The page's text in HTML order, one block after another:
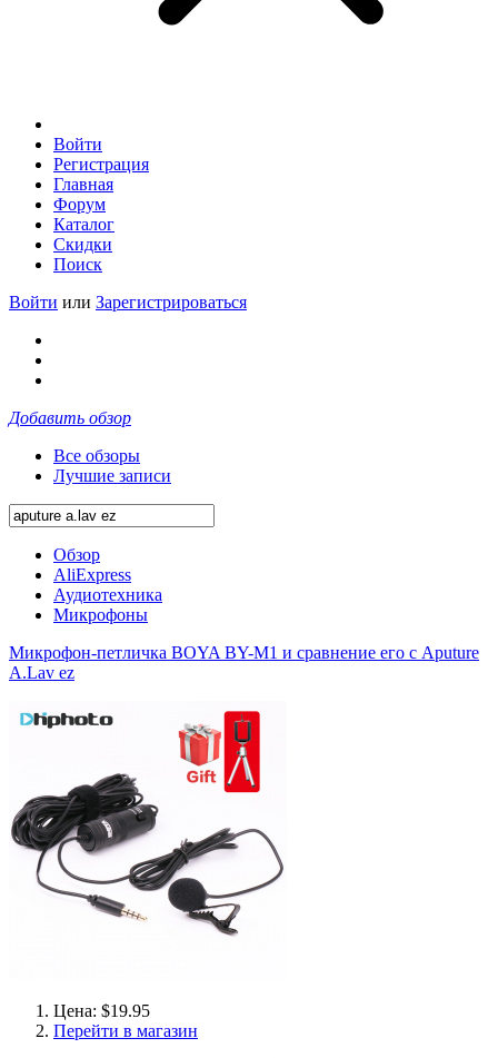
Войти
Регистрация
Главная
Форум
Каталог
Скидки
Поиск
Войти или Зарегистрироваться
Добавить обзор
Все обзоры
Лучшие записи
Обзор
AliExpress
Аудиотехника
Микрофоны
Микрофон-петличка BOYA BY-M1 и сравнение его с Aputure
A.Lav ez
Цена: $19.95
Перейти в магазин